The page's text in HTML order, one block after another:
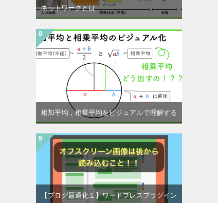
ネットワークとは
相加平均，相乗平均をビジュアルで理解する
【ブログ最適化１】ワードプレスプラグイン